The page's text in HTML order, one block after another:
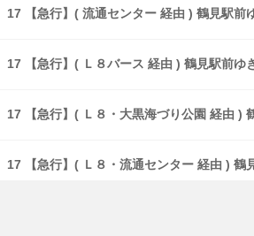
17 【急行】( 流通センター 経由 ) 鶴見駅前
17 【急行】( Ｌ８バース 経由 ) 鶴見駅前ゆ
17 【急行】( Ｌ８・大黒海づり公園 経由 )
17 【急行】( Ｌ８・流通センター 経由 ) 鶴